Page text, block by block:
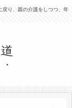
戻り、親の介護をしつつ、年